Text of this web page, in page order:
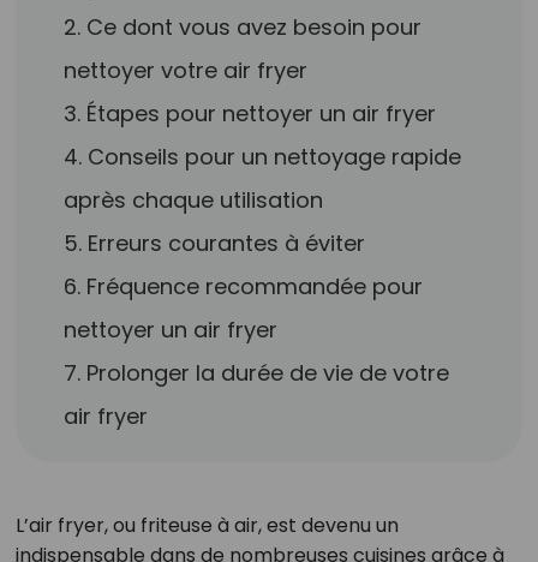
2. Ce dont vous avez besoin pour
nettoyer votre air fryer
3. Étapes pour nettoyer un air fryer
4. Conseils pour un nettoyage rapide
après chaque utilisation
5. Erreurs courantes à éviter
6. Fréquence recommandée pour
nettoyer un air fryer
7. Prolonger la durée de vie de votre
air fryer
L’air fryer, ou friteuse à air, est devenu un
indispensable dans de nombreuses cuisines grâce à